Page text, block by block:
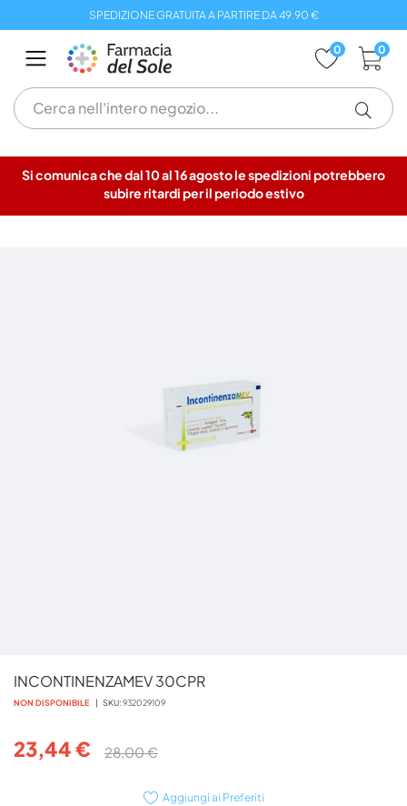
al
contenuto
SPEDIZIONE GRATUITA A PARTIRE DA 49.90 €
0 0
Si comunica che dal 10 al 16 agosto le spedizioni potrebbero
subire ritardi per il periodo estivo
INCONTINENZAMEV 30CPR
NON DISPONIBILE SKU 932029109
23,44 € 28,00 €
Aggiungi ai Preferiti
all'inizio
della
immagini